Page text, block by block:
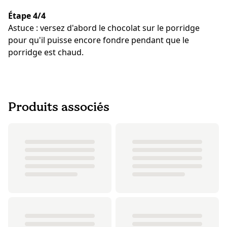
Étape 4/4
Astuce : versez d'abord le chocolat sur le porridge
pour qu'il puisse encore fondre pendant que le
porridge est chaud.
Produits associés